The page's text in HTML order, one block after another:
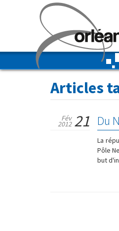
Articles
Du
Fév
2012 21
La
Pôle
but